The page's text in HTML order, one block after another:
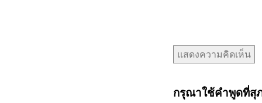
กรุณาใช้คำพูดที่สุ